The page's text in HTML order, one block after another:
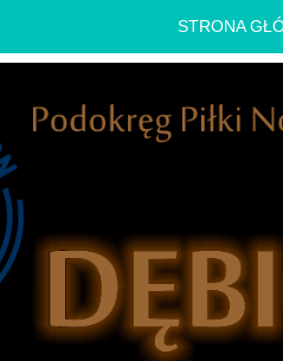
STRONA